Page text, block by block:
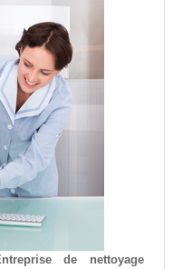
de nettoyage